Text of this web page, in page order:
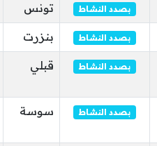
بصدد النشاط تونس
بصدد النشاط بنزرت
بصدد النشاط قبلي
بصدد النشاط سوسة